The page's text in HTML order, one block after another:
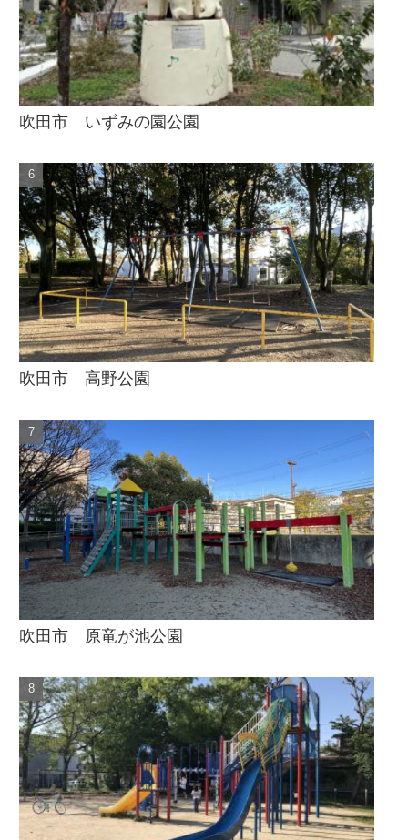
吹田市 いずみの園公園
吹田市 高野公園
吹田市 原竜が池公園